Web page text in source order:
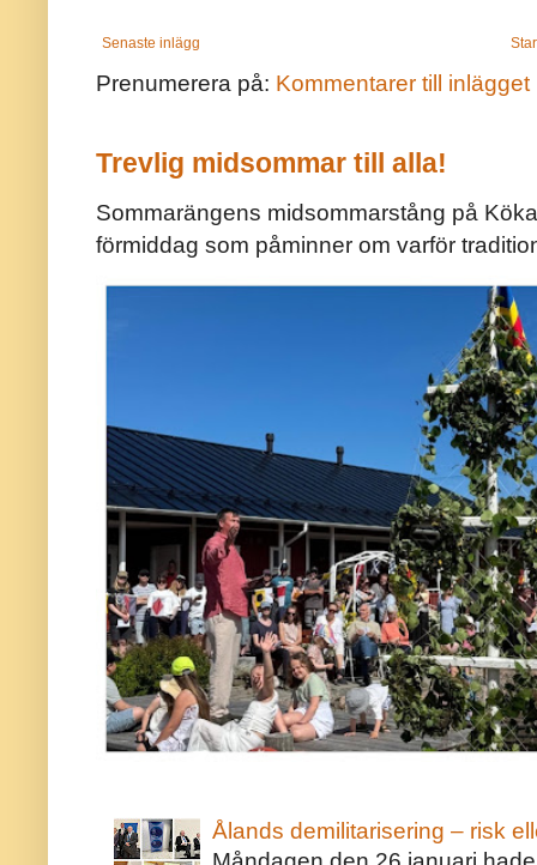
Senaste inlägg
Prenumerera på: Kommentarer till inlägget
Trevlig midsommar till alla!
Sommarängens midsommarstång på
förmiddag som påminner om varför
Ålands demilitarisering – risk